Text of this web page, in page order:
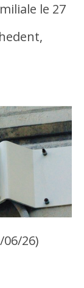
le 27
26)